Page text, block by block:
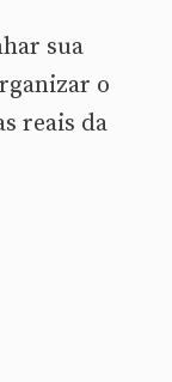
sua
o
reais da